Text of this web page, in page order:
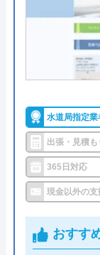
対応エリア
トイレ専
※クチコミの内容
●累計実績
●保証・保険
水道修理
株式会社ク
ービス「水
関東・中部
展開してお
水道局指定業
出張・見積も
365日対応
現金以外の支
おすす